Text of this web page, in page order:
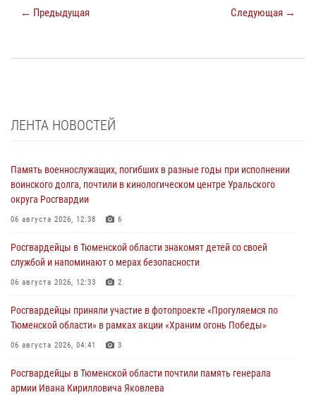
← Предыдущая Следующая →
ЛЕНТА НОВОСТЕЙ
Память военнослужащих, погибших в разные годы при исполнении
воинского долга, почтили в кинологическом центре Уральского
округа Росгвардии
06 августа 2026, 12:38 6
Росгвардейцы в Тюменской области знакомят детей со своей
службой и напоминают о мерах безопасности
06 августа 2026, 12:33 2
Росгвардейцы приняли участие в фотопроекте «Прогуляемся по
Тюменской области» в рамках акции «Храним огонь Победы»
06 августа 2026, 04:41 3
Росгвардейцы в Тюменской области почтили память генерала
армии Ивана Кирилловича Яковлева